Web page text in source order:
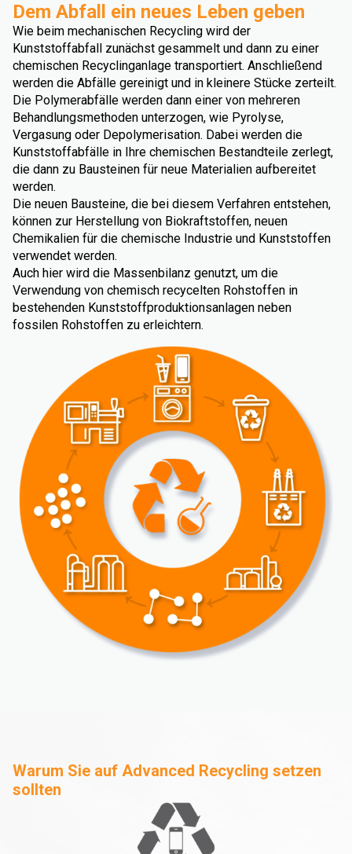
Dem Abfall ein neues Leben geben
Wie beim mechanischen Recycling wird der
Kunststoffabfall zunächst gesammelt und dann zu einer
chemischen Recyclinganlage transportiert. Anschließend
werden die Abfälle gereinigt und in kleinere Stücke zerteilt.
Die Polymerabfälle werden dann einer von mehreren
Behandlungsmethoden unterzogen, wie Pyrolyse,
Vergasung oder Depolymerisation. Dabei werden die
Kunststoffabfälle in Ihre chemischen Bestandteile zerlegt,
die dann zu Bausteinen für neue Materialien aufbereitet
werden.
Die neuen Bausteine, die bei diesem Verfahren entstehen,
können zur Herstellung von Biokraftstoffen, neuen
Chemikalien für die chemische Industrie und Kunststoffen
verwendet werden.
Auch hier wird die Massenbilanz genutzt, um die
Verwendung von chemisch recycelten Rohstoffen in
bestehenden Kunststoffproduktionsanlagen neben
fossilen Rohstoffen zu erleichtern.
Warum Sie auf Advanced Recycling setzen
sollten